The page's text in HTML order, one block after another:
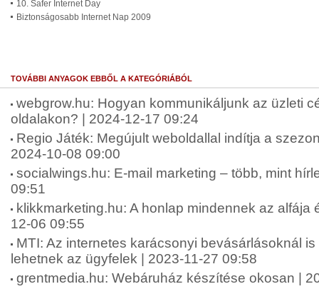
10. Safer Internet Day
Biztonságosabb Internet Nap 2009
TOVÁBBI ANYAGOK EBBŐL A KATEGÓRIÁBÓL
webgrow.hu: Hogyan kommunikáljunk az üzleti
oldalakon? | 2024-12-17 09:24
Regio Játék: Megújult weboldallal indítja a
2024-10-08 09:00
socialwings.hu: E-mail marketing – több, mint
09:51
klikkmarketing.hu: A honlap mindennek az alfája
12-06 09:55
MTI: Az internetes karácsonyi bevásárlásoknál
lehetnek az ügyfelek | 2023-11-27 09:58
grentmedia.hu: Webáruház készítése okosan |